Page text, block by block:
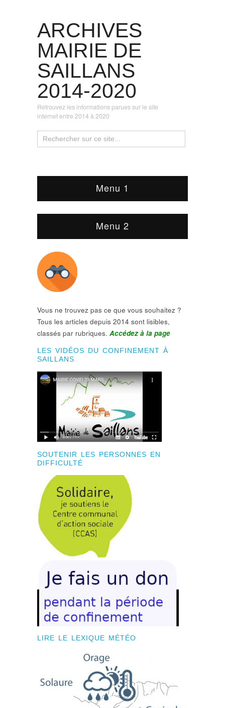
ARCHIVES
MAIRIE DE
SAILLANS
2014-2020
Retrouvez les informations parues sur le site
internet entre 2014 à 2020
Menu 1
Menu 2
Vous ne trouvez pas ce que vous souhaitez ?
Tous les articles depuis 2014 sont lisibles,
classés par rubriques. Accédez à la page
LES VIDÉOS DU CONFINEMENT À
SAILLANS
SOUTENIR LES PERSONNES EN
DIFFICULTÉ
LIRE LE LEXIQUE MÉTÉO